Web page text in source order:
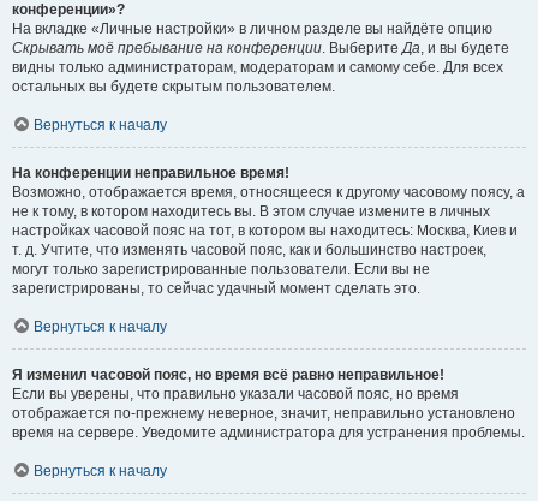
конференции»?
На вкладке «Личные настройки» в личном разделе вы найдёте опцию
Скрывать моё пребывание на конференции. ВыберитеДа, и вы будете
видны только администраторам, модераторам и самому себе. Для всех
остальных вы будете скрытым пользователем.
Вернуться к началу
На конференции неправильное время!
Возможно, отображается время, относящееся к другому часовому поясу, а
не к тому, в котором находитесь вы. В этом случае измените в личных
настройках часовой пояс на тот, в котором вы находитесь: Москва, Киев и
т. д. Учтите, что изменять часовой пояс, как и большинство настроек,
могут только зарегистрированные пользователи. Если вы не
зарегистрированы, то сейчас удачный момент сделать это.
Вернуться к началу
Я изменил часовой пояс, но время всё равно неправильное!
Если вы уверены, что правильно указали часовой пояс, но время
отображается по-прежнему неверное, значит, неправильно установлено
время на сервере. Уведомите администратора для устранения проблемы.
Вернуться к началу